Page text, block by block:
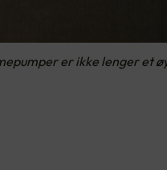
er ikke lenger et